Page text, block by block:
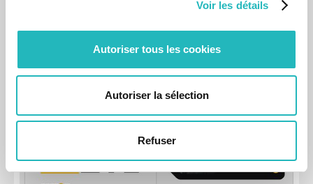
Voir les détails
Autoriser tous les cookies
Autoriser la sélection
Refuser
Traduz o compromisso contínuo da agap2IT com a